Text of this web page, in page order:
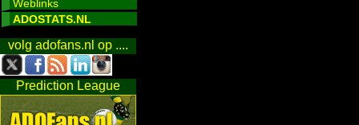
Weblinks
ADOSTATS.NL
volg adofans.nl op ....
Prediction League